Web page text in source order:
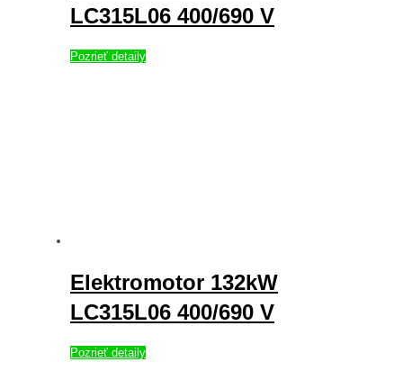
LC315L06 400/690 V
Pozrieť detaily
Elektromotor 132kW
LC315L06 400/690 V
Pozrieť detaily